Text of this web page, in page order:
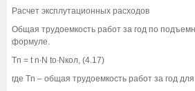
Расчет эксплутационных расходов
Общая трудоемкость работ за год по
формуле.
Tn = t n∙N to∙Nкол, (4.17)
где Tn – общая трудоемкость работ за год